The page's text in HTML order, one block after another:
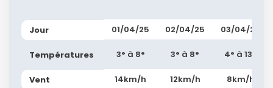
Jour
Températures
Vent
01/04/25
3° à 8°
14km/h
02/04/25
3° à 8°
12km/h
03/04/25
4° à 13°
8km/h